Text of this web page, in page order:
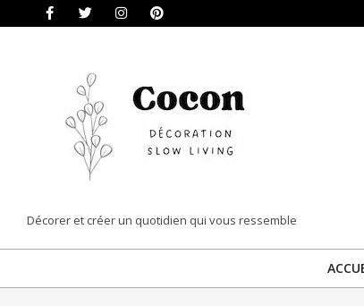
COCON
|
DÉCORATION
Décorer et créer un quotidien qui vous ressemble